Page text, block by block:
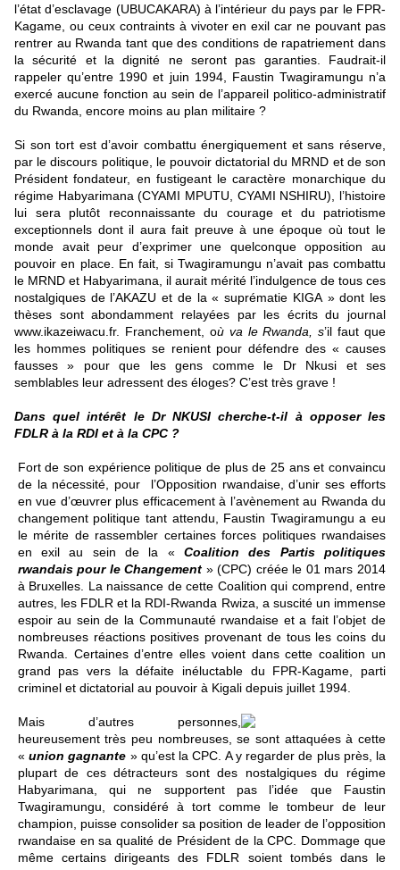
l’état d’esclavage (UBUCAKARA) à l’intérieur du pays par le FPR-
Kagame, ou ceux contraints à vivoter en exil car ne pouvant pas
rentrer au Rwanda tant que des conditions de rapatriement dans
la sécurité et la dignité ne seront pas garanties. Faudrait-il
rappeler qu’entre 1990 et juin 1994, Faustin Twagiramungu n’a
exercé aucune fonction au sein de l’appareil politico-administratif
du Rwanda, encore moins au plan militaire ?
Si son tort est d’avoir combattu énergiquement et sans réserve,
par le discours politique, le pouvoir dictatorial du MRND et de son
Président fondateur, en fustigeant le caractère monarchique du
régime Habyarimana (CYAMI MPUTU, CYAMI NSHIRU), l’histoire
lui sera plutôt reconnaissante du courage et du patriotisme
exceptionnels dont il aura fait preuve à une époque où tout le
monde avait peur d’exprimer une quelconque opposition au
pouvoir en place. En fait, si Twagiramungu n’avait pas combattu
le MRND et Habyarimana, il aurait mérité l’indulgence de tous ces
nostalgiques de l’AKAZU et de la « suprématie KIGA » dont les
thèses sont abondamment relayées par les écrits du journal
www.ikazeiwacu.fr. Franchement, où va le Rwanda, s’il faut que
les hommes politiques se renient pour défendre des « causes
fausses » pour que les gens comme le Dr Nkusi et ses
semblables leur adressent des éloges? C’est très grave !
Dans quel intérêt le Dr NKUSI cherche-t-il à opposer les
FDLR à la RDI et à la CPC ?
Fort de son expérience politique de plus de 25 ans et convaincu
de la nécessité, pour l’Opposition rwandaise, d’unir ses efforts
en vue d’œuvrer plus efficacement à l’avènement au Rwanda du
changement politique tant attendu, Faustin Twagiramungu a eu
le mérite de rassembler certaines forces politiques rwandaises
en exil au sein de la «Coalition des Partis politiques
rwandais pour le Changement » (CPC) créée le 01 mars 2014
à Bruxelles. La naissance de cette Coalition qui comprend, entre
autres, les FDLR et la RDI-Rwanda Rwiza, a suscité un immense
espoir au sein de la Communauté rwandaise et a fait l’objet de
nombreuses réactions positives provenant de tous les coins du
Rwanda. Certaines d’entre elles voient dans cette coalition un
grand pas vers la défaite inéluctable du FPR-Kagame, parti
criminel et dictatorial au pouvoir à Kigali depuis juillet 1994.
Mais d’autres personnes,
heureusement très peu nombreuses, se sont attaquées à cette
«union gagnante » qu’est la CPC. A y regarder de plus près, la
plupart de ces détracteurs sont des nostalgiques du régime
Habyarimana, qui ne supportent pas l’idée que Faustin
Twagiramungu, considéré à tort comme le tombeur de leur
champion, puisse consolider sa position de leader de l’opposition
rwandaise en sa qualité de Président de la CPC. Dommage que
même certains dirigeants des FDLR soient tombés dans le